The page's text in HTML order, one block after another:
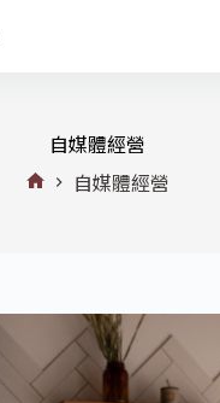
自媒體經營
自媒體經營